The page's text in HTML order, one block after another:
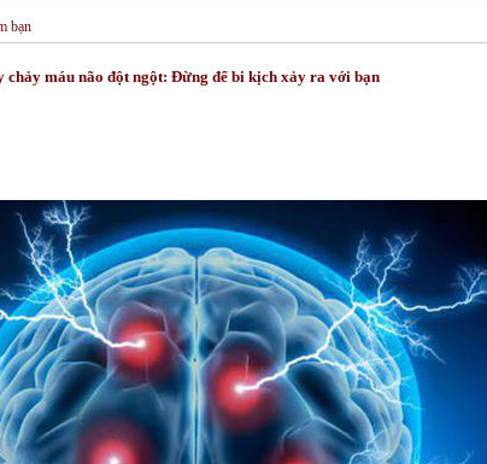
bạn
chảy máu não đột ngột: Đừng để bi kịch xảy ra với bạn